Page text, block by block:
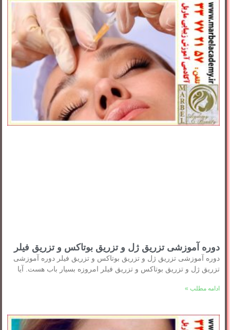
دوره آموزشی تزریق ژل و تزریق بوتاکس و تزریق فیلر
دوره آموزشی تزریق ژل و تزریق بوتاکس و تزریق فیلر دوره آموزشی
تزریق ژل و تزریق بوتاکس و تزریق فیلر امروزه بسیار باب هست. آیا
ادامه مطلب »